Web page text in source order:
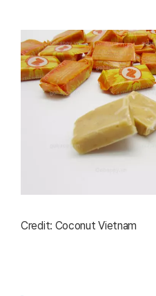
Credit: Coconut Vietnam